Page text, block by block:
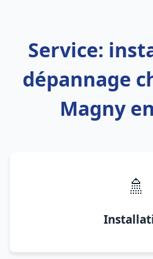
Service:
dépannage
Magny
🚿